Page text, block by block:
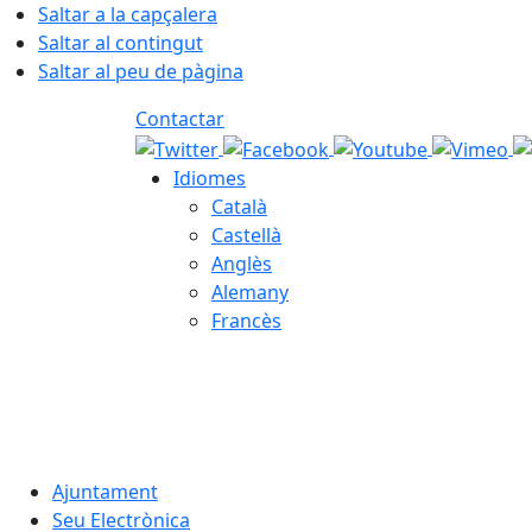
Saltar a la capçalera
Saltar al contingut
Saltar al peu de pàgina
Contactar
Idiomes
Català
Castellà
Anglès
Alemany
Francès
Ajuntament
Seu Electrònica